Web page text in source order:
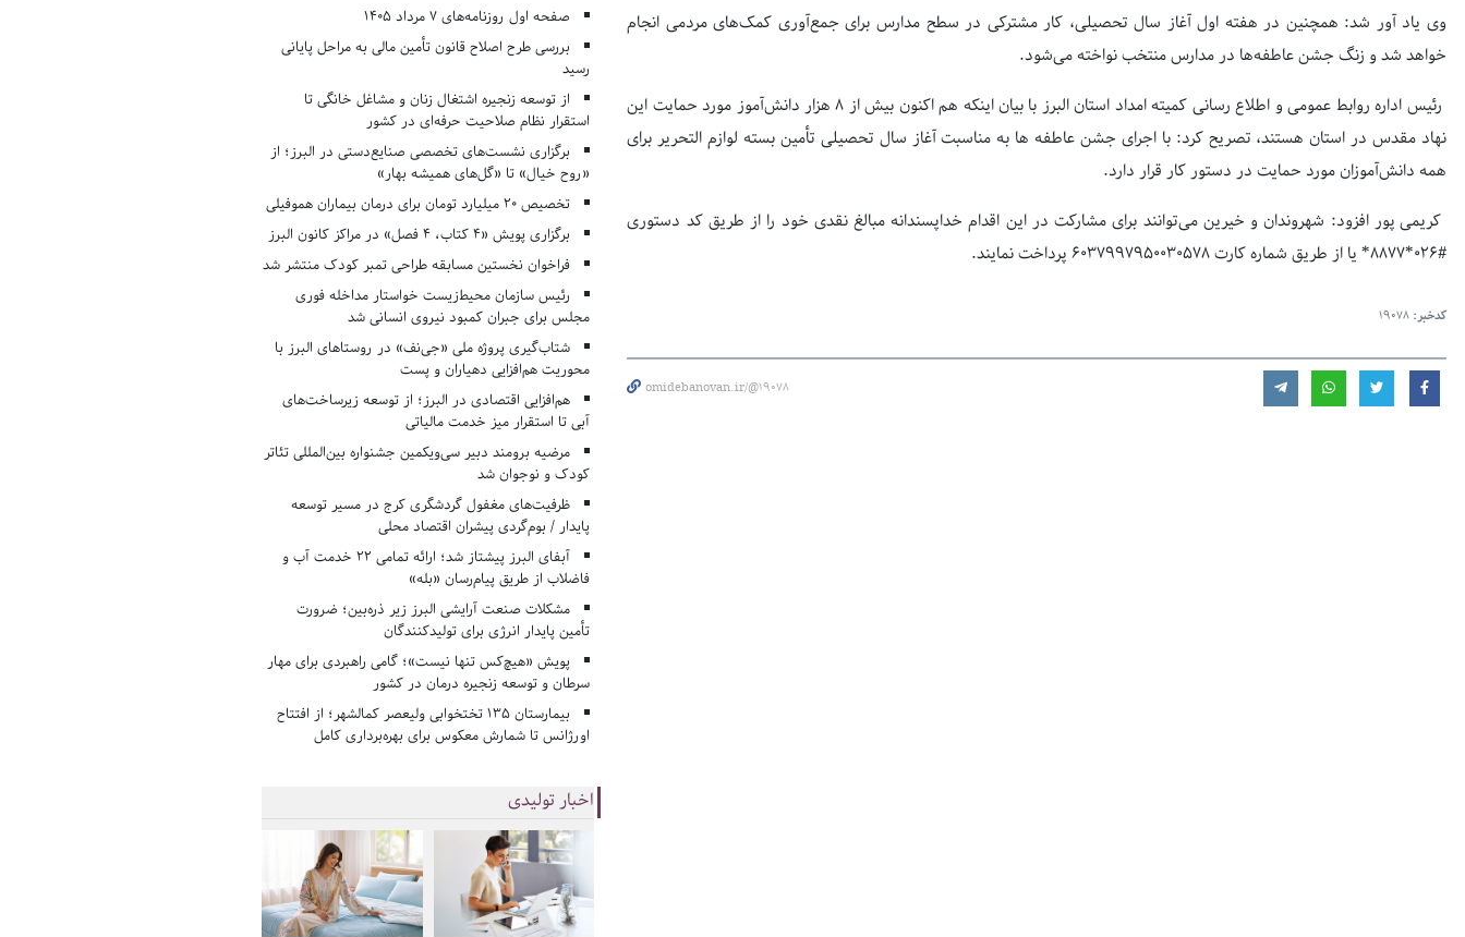
وی یاد آور شد: همچنین در هفته اول آغاز سال تحصیلی، کار مشترکی در سطح مدارس برای جمع‌آوری کمک‌های مردمی انجام
خواهد شد و زنگ جشن عاطفه‌ها در مدارس منتخب نواخته می‌شود.
رئیس اداره روابط عمومی و اطلاع رسانی کمیته امداد استان البرز با بیان اینکه هم اکنون بیش از۸هزار دانش‌آموز مورد حمایت این
نهاد مقدس در استان هستند، تصریح کرد: با اجرای جشن عاطفه ها به مناسبت آغاز سال تحصیلی تأمین بسته لوازم التحریر برای
همه دانش‌آموزان مورد حمایت در دستور کار قرار دارد.
کریمی پور افزود: شهروندان و خیرین می‌توانند برای مشارکت در این اقدام خداپسندانه مبالغ نقدی خود را از طریق کد دستوری
#۰۲۶*۸۸۷۷* یا از طریق شماره کارت۶۰۳۷۹۹۷۹۵۰۰۳۰۵۷۸پرداخت نمایند.
کدخبر: 19078
omidebanovan.ir/@19078
صفحه اول روزنامه‌های 7 مرداد 1405
بررسی طرح اصلاح قانون تأمین مالی به مراحل پایانی
رسید
از توسعه زنجیره اشتغال زنان و مشاغل خانگی تا
استقرار نظام صلاحیت حرفه‌ای در کشور
برگزاری نشست‌های تخصصی صنایع‌دستی در البرز؛ از
«روح خیال» تا «گل‌های همیشه بهار»
تخصیص ۲۰ میلیارد تومان برای درمان بیماران هموفیلی
برگزاری پویش «۴ کتاب، ۴ فصل» در مراکز کانون البرز
فراخوان نخستین مسابقه طراحی تمبر کودک منتشر شد
رئیس سازمان محیط‌زیست خواستار مداخله فوری
مجلس برای جبران کمبود نیروی انسانی شد
شتاب‌گیری پروژه ملی «جی‌نف» در روستاهای البرز با
محوریت هم‌افزایی دهیاران و پست
هم‌افزایی اقتصادی در البرز؛ از توسعه زیرساخت‌های
آبی تا استقرار میز خدمت مالیاتی
مرضیه برومند دبیر سی‌ویکمین جشنواره بین‌المللی تئاتر
کودک و نوجوان شد
ظرفیت‌های مغفول گردشگری کرج در مسیر توسعه
پایدار / بوم‌گردی پیشران اقتصاد محلی
آبفای البرز پیشتاز شد؛ ارائه تمامی ۲۲ خدمت آب و
فاضلاب از طریق پیام‌رسان «بله»
مشکلات صنعت آرایشی البرز زیر ذره‌بین؛ ضرورت
تأمین پایدار انرژی برای تولیدکنندگان
پویش «هیچ‌کس تنها نیست»؛ گامی راهبردی برای مهار
سرطان و توسعه زنجیره درمان در کشور
بیمارستان ۱۳۵ تختخوابی ولیعصر کمالشهر؛ از افتتاح
اورژانس تا شمارش معکوس برای بهره‌برداری کامل
اخبار تولیدی